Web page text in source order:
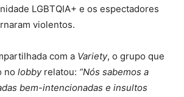
LGBTQIA+ e os espectadores
violentos.
com a Variety, o grupo que
no lobbyrelatou: “Nós sabemos a
bem-intencionadas e insultos